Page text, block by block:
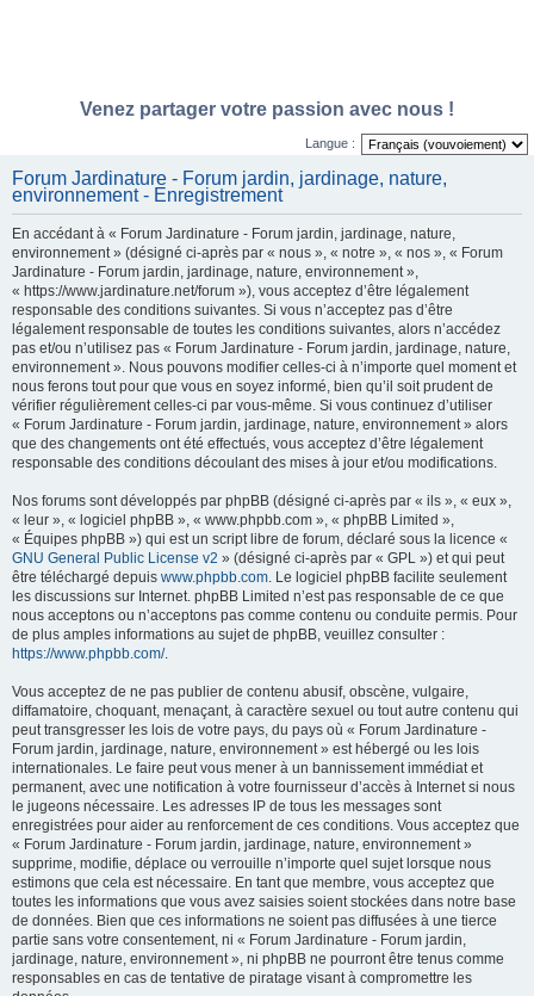
Venez partager votre passion avec nous !
Langue :
Forum Jardinature - Forum jardin, jardinage, nature,
environnement - Enregistrement
En accédant à « Forum Jardinature - Forum jardin, jardinage, nature,
environnement » (désigné ci-après par « nous », « notre », « nos », « Forum
Jardinature - Forum jardin, jardinage, nature, environnement »,
« https://www.jardinature.net/forum »), vous acceptez d’être légalement
responsable des conditions suivantes. Si vous n’acceptez pas d’être
légalement responsable de toutes les conditions suivantes, alors n’accédez
pas et/ou n’utilisez pas « Forum Jardinature - Forum jardin, jardinage, nature,
environnement ». Nous pouvons modifier celles-ci à n’importe quel moment et
nous ferons tout pour que vous en soyez informé, bien qu’il soit prudent de
vérifier régulièrement celles-ci par vous-même. Si vous continuez d’utiliser
« Forum Jardinature - Forum jardin, jardinage, nature, environnement » alors
que des changements ont été effectués, vous acceptez d’être légalement
responsable des conditions découlant des mises à jour et/ou modifications.
Nos forums sont développés par phpBB (désigné ci-après par « ils », « eux »,
« leur », « logiciel phpBB », « www.phpbb.com », « phpBB Limited »,
« Équipes phpBB ») qui est un script libre de forum, déclaré sous la licence «
GNU General Public License v2 » (désigné ci-après par « GPL ») et qui peut
être téléchargé depuis www.phpbb.com. Le logiciel phpBB facilite seulement
les discussions sur Internet. phpBB Limited n’est pas responsable de ce que
nous acceptons ou n’acceptons pas comme contenu ou conduite permis. Pour
de plus amples informations au sujet de phpBB, veuillez consulter :
https://www.phpbb.com/.
Vous acceptez de ne pas publier de contenu abusif, obscène, vulgaire,
diffamatoire, choquant, menaçant, à caractère sexuel ou tout autre contenu qui
peut transgresser les lois de votre pays, du pays où « Forum Jardinature -
Forum jardin, jardinage, nature, environnement » est hébergé ou les lois
internationales. Le faire peut vous mener à un bannissement immédiat et
permanent, avec une notification à votre fournisseur d’accès à Internet si nous
le jugeons nécessaire. Les adresses IP de tous les messages sont
enregistrées pour aider au renforcement de ces conditions. Vous acceptez que
« Forum Jardinature - Forum jardin, jardinage, nature, environnement »
supprime, modifie, déplace ou verrouille n’importe quel sujet lorsque nous
estimons que cela est nécessaire. En tant que membre, vous acceptez que
toutes les informations que vous avez saisies soient stockées dans notre base
de données. Bien que ces informations ne soient pas diffusées à une tierce
partie sans votre consentement, ni « Forum Jardinature - Forum jardin,
jardinage, nature, environnement », ni phpBB ne pourront être tenus comme
responsables en cas de tentative de piratage visant à compromettre les